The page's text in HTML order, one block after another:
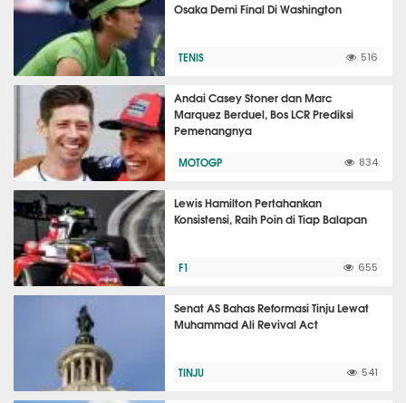
Osaka Demi Final Di Washington
TENIS 516
Andai Casey Stoner dan Marc
Marquez Berduel, Bos LCR Prediksi
Pemenangnya
MOTOGP 834
Lewis Hamilton Pertahankan
Konsistensi, Raih Poin di Tiap Balapan
F1 655
Senat AS Bahas Reformasi Tinju Lewat
Muhammad Ali Revival Act
TINJU 541